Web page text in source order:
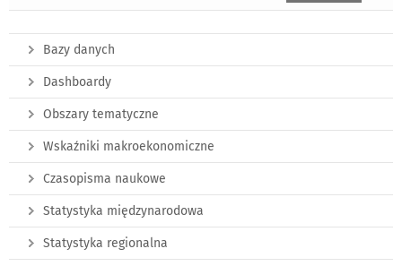
Bazy danych
Dashboardy
Obszary tematyczne
Wskaźniki makroekonomiczne
Czasopisma naukowe
Statystyka międzynarodowa
Statystyka regionalna